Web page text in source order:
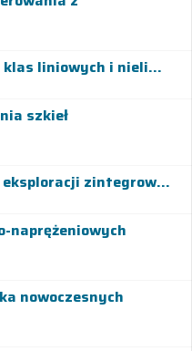
liniowych i nieli...
szkieł
zintegrow...
naprężeniowych
nowoczesnych